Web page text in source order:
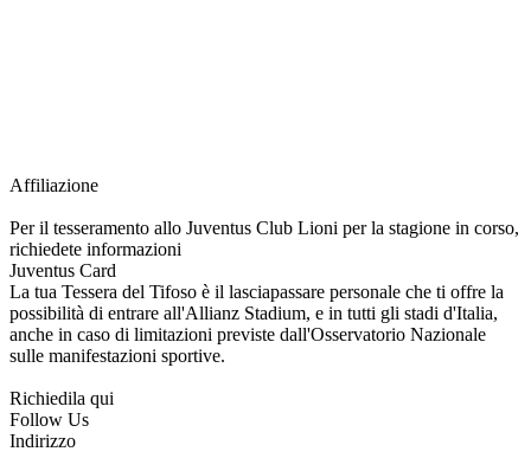
Affiliazione
Per il tesseramento allo Juventus Club Lioni per la stagione in corso,
richiedete informazioni
Juventus Card
La tua Tessera del Tifoso è il lasciapassare personale che ti offre la
possibilità di entrare all'Allianz Stadium, e in tutti gli stadi d'Italia,
anche in caso di limitazioni previste dall'Osservatorio Nazionale
sulle manifestazioni sportive.
Richiedila qui
Follow Us
Indirizzo